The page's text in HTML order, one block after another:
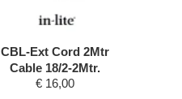
CBL-Ext Cord 2Mtr
Cable 18/2-2Mtr.
€ 16,00